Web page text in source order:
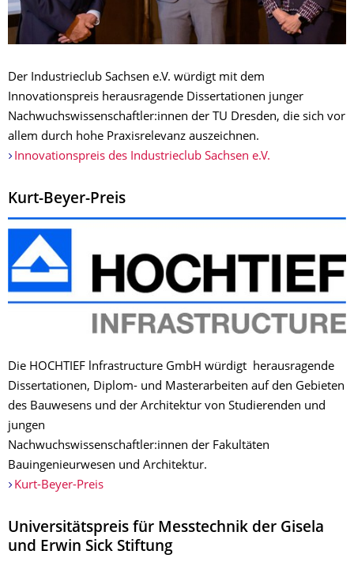
Der Industrieclub Sachsen e.V. würdigt mit dem
Innovationspreis herausragende Dissertationen junger
Nachwuchswissenschaftler:innen der TU Dresden, die sich vor
allem durch hohe Praxisrelevanz auszeichnen.
Innovationspreis des Industrieclub Sachsen e.V.
Kurt-Beyer-Preis
Die HOCHTIEF lnfrastructure GmbH würdigt herausragende
Dissertationen, Diplom- und Masterarbeiten auf den Gebieten
des Bauwesens und der Architektur von Studierenden und
jungen
Nachwuchswissenschaftler:innen der Fakultäten
Bauingenieurwesen und Architektur.
Kurt-Beyer-Preis
Universitätspreis für Messtechnik der Gisela
und Erwin Sick Stiftung